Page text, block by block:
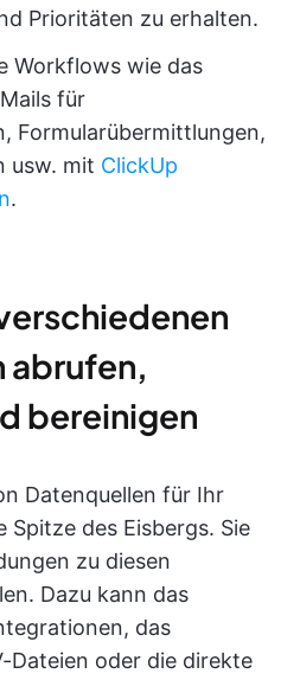
Prioritäten zu erhalten.
Workflows wie das
für
Formularübermittlungen,
usw. mit ClickUp
.
abrufen,
bereinigen
Datenquellen für Ihr
Spitze des Eisbergs. Sie
zu diesen
Dazu kann das
das
Dateien oder die direkte